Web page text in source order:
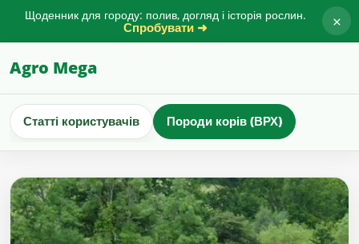
Щоденник для городу: полив, догляд і історія рослин.
Спробувати ➜ ×
Agro Mega
Статті користувачів Породи корів (ВРХ)